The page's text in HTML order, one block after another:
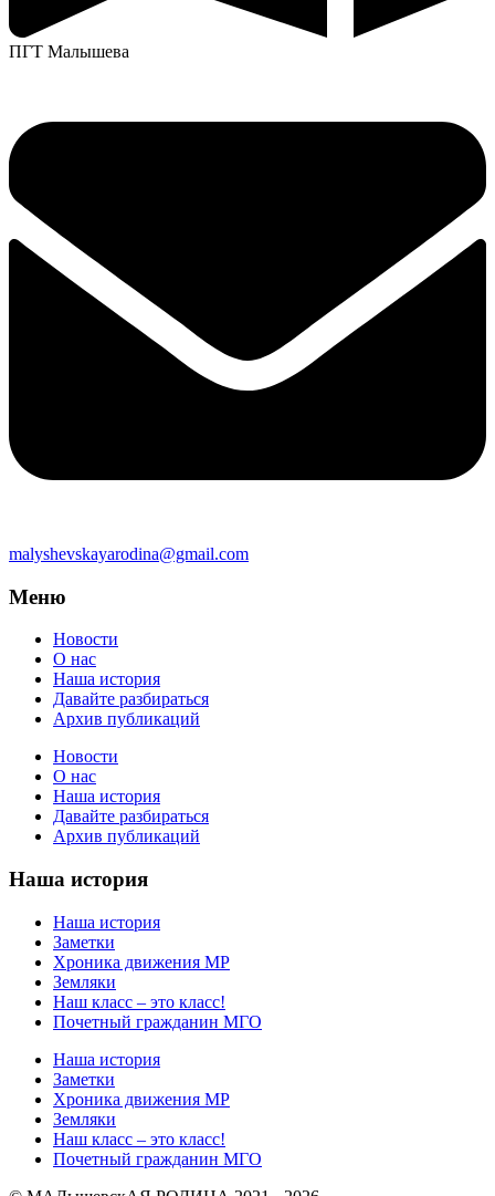
ПГТ Малышева
malyshevskayarodina@gmail.com
Меню
Новости
О нас
Наша история
Давайте разбираться
Архив публикаций
Новости
О нас
Наша история
Давайте разбираться
Архив публикаций
Наша история
Наша история
Заметки
Хроника движения МР
Земляки
Наш класс – это класс!
Почетный гражданин МГО
Наша история
Заметки
Хроника движения МР
Земляки
Наш класс – это класс!
Почетный гражданин МГО